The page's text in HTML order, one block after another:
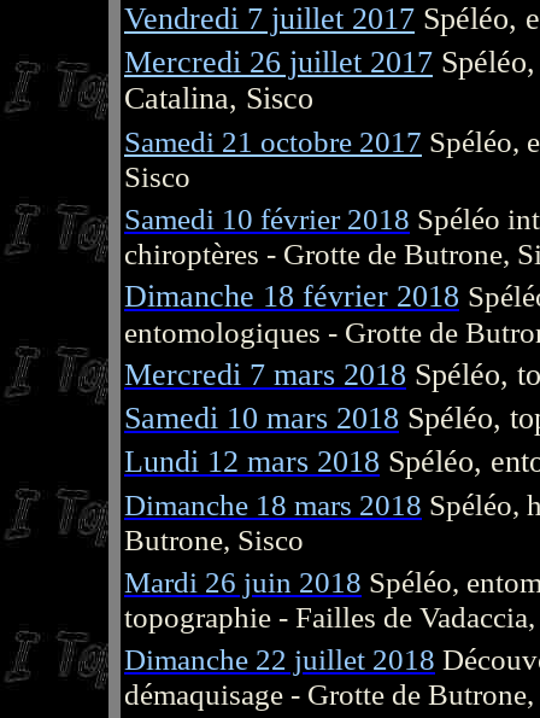
Vendredi 7 juillet 2017 Spéléo,
Mercredi 26 juillet 2017
Catalina, Sisco
Samedi 21 octobre 2017 Spéléo,
Sisco
Samedi 10 février 2018 Spéléo
chiroptères - Grotte de Butrone,
Dimanche 18 février 2018
entomologiques - Grotte de
Mercredi 7 mars 2018 Spéléo,
Samedi 10 mars 2018 Spéléo,
Lundi 12 mars 2018 Spéléo,
Dimanche 18 mars 2018 Spéléo,
Butrone, Sisco
Mardi 26 juin 2018 Spéléo,
topographie - Failles de
Dimanche 22 juillet 2018
démaquisage - Grotte de